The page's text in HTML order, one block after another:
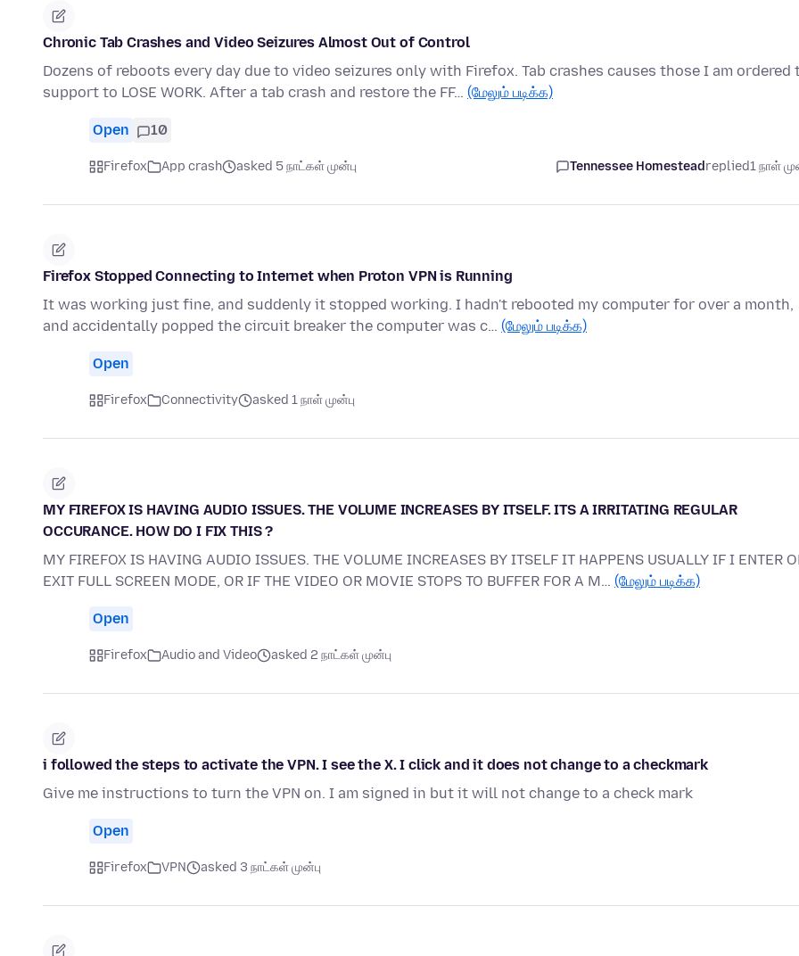
Chronic Tab Crashes and Video Seizures Almost Out of Control
Dozens of reboots every day due to video seizures only with Firefox. Tab crashes causes those I am ordered
support to LOSE WORK. After a tab crash and restore the FF… (மேலும் படிக்க)
Open 10
Firefox App crash asked 5 நாட்கள் முன்பு Tennessee Homesteadreplied1 நாள்
Firefox Stopped Connecting to Internet when Proton VPN is Running
It was working just fine, and suddenly it stopped working. I hadn't rebooted my computer for over a month,
and accidentally popped the circuit breaker the computer was c… (மேலும் படிக்க)
Open
Firefox Connectivity asked 1 நாள் முன்பு
MY FIREFOX IS HAVING AUDIO ISSUES. THE VOLUME INCREASES BY ITSELF. ITS A IRRITATING REGULAR
OCCURANCE. HOW DO I FIX THIS ?
MY FIREFOX IS HAVING AUDIO ISSUES. THE VOLUME INCREASES BY ITSELF IT HAPPENS USUALLY IF I ENTER
EXIT FULL SCREEN MODE, OR IF THE VIDEO OR MOVIE STOPS TO BUFFER FOR A M… (மேலும் படிக்க)
Open
Firefox Audio and Video asked 2 நாட்கள் முன்பு
i followed the steps to activate the VPN. I see the X. I click and it does not change to a checkmark
Give me instructions to turn the VPN on. I am signed in but it will not change to a check mark
Open
Firefox VPN asked 3 நாட்கள் முன்பு